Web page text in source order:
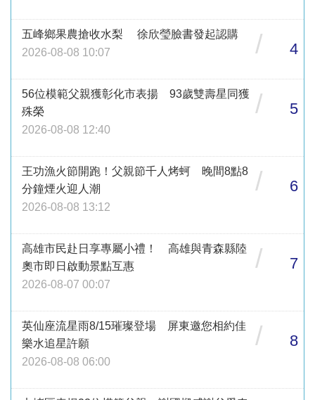
五峰鄉果農搶收水梨 徐欣瑩臉書發起認購
2026-08-08 10:07
/ 4
56位模範父親獲彰化市表揚 93歲雙壽星同獲
殊榮
2026-08-08 12:40
/ 5
王功漁火節開跑！父親節千人烤蚵 晚間8點8
分鐘煙火迎人潮
2026-08-08 13:12
/ 6
高雄市民赴日享專屬小禮！ 高雄與青森縣陸
奧市即日啟動景點互惠
2026-08-07 00:07
/ 7
英仙座流星雨8/15璀璨登場 屏東邀您相約佳
樂水追星許願
2026-08-08 06:00
/ 8